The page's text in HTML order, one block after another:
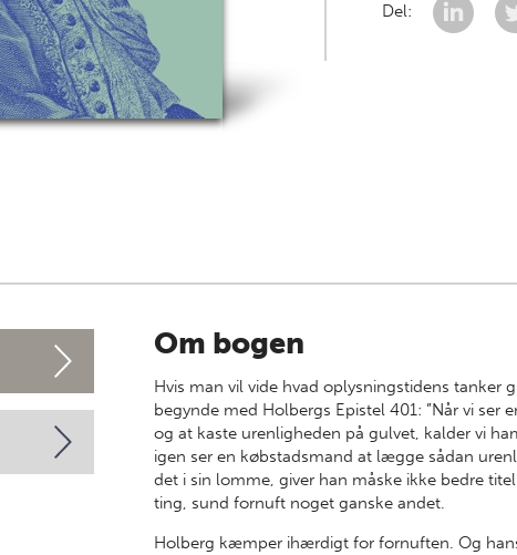
Del:
Om bogen
Hvis man vil vide hvad oplysningstidens tanker
begynde med Holbergs Epistel 401: ”Når vi ser
og at kaste urenligheden på gulvet, kalder vi
igen ser en købstadsmand at lægge sådan
det i sin lomme, giver han måske ikke bedre
ting, sund fornuft noget ganske andet.
Holberg kæmper ihærdigt for fornuften. Og